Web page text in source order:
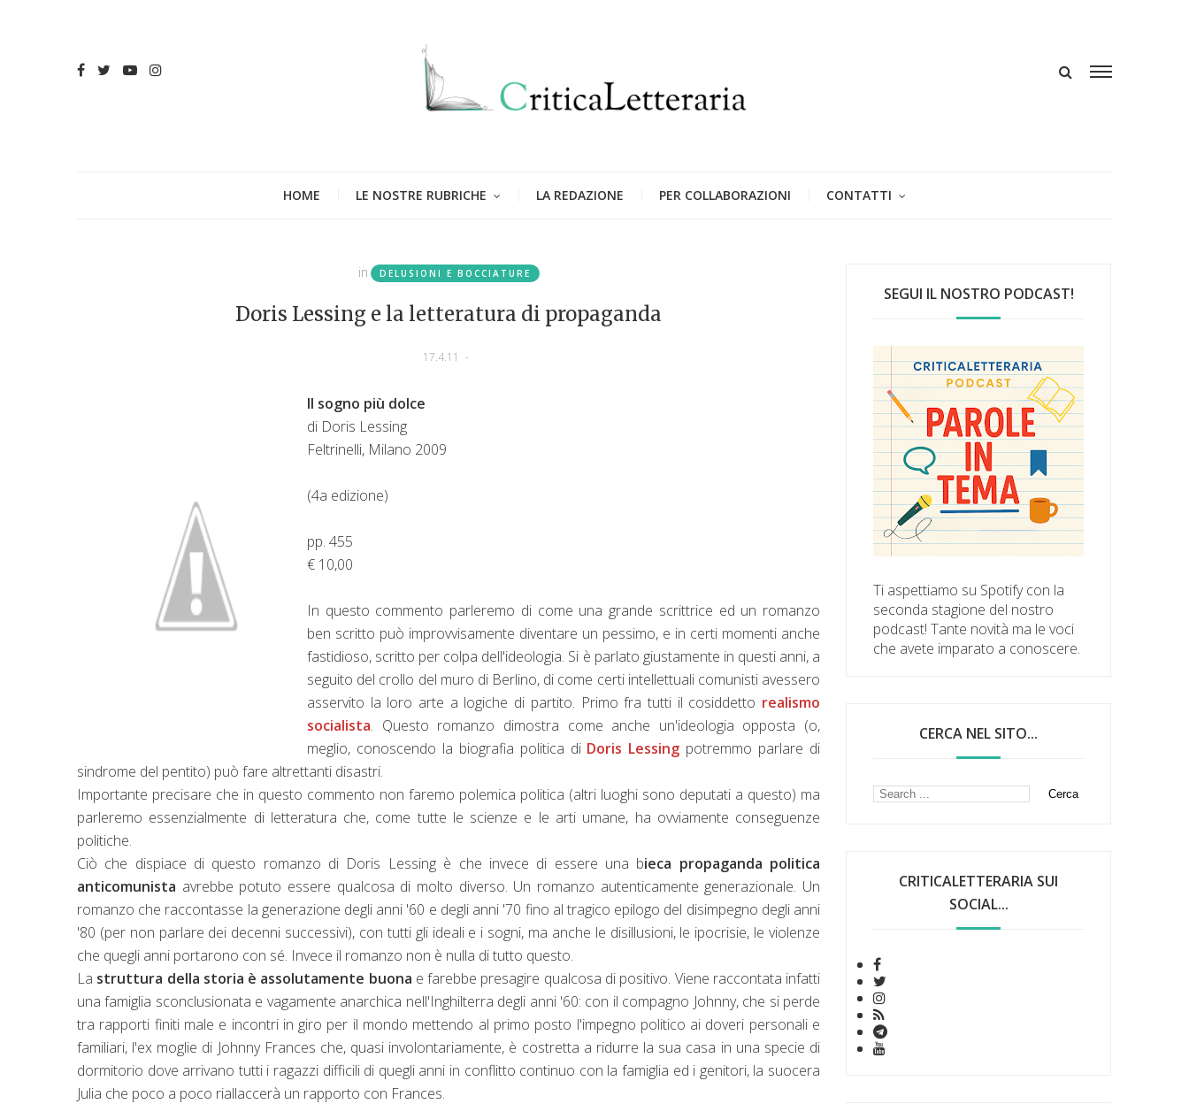
HOME LE NOSTRE RUBRICHE LA REDAZIONE PER COLLABORAZIONI CONTATTI
in DELUSIONI E BOCCIATURE
Doris Lessing e la letteratura di propaganda
17.4.11 -
Il sogno più dolce
di Doris Lessing
Feltrinelli, Milano 2009
(4a edizione)
pp. 455
€ 10,00
In questo commento parleremo di come una grande scrittrice ed un romanzo
ben scritto può improvvisamente diventare un pessimo, e in certi momenti anche
fastidioso, scritto per colpa dell'ideologia. Si è parlato giustamente in questi anni, a
seguito del crollo del muro di Berlino, di come certi intellettuali comunisti avessero
asservito la loro arte a logiche di partito. Primo fra tutti il cosiddetto realismo
socialista. Questo romanzo dimostra come anche un'ideologia opposta (o,
meglio, conoscendo la biografia politica di Doris Lessing potremmo parlare di
sindrome del pentito) può fare altrettanti disastri.
Importante precisare che in questo commento non faremo polemica politica (altri luoghi sono deputati a questo) ma
parleremo essenzialmente di letteratura che, come tutte le scienze e le arti umane, ha ovviamente conseguenze
politiche.
Ciò che dispiace di questo romanzo di Doris Lessing è che invece di essere una bieca propaganda politica
anticomunista avrebbe potuto essere qualcosa di molto diverso. Un romanzo autenticamente generazionale. Un
romanzo che raccontasse la generazione degli anni '60 e degli anni '70 fino al tragico epilogo del disimpegno degli anni
'80 (per non parlare dei decenni successivi), con tutti gli ideali e i sogni, ma anche le disillusioni, le ipocrisie, le violenze
che quegli anni portarono con sé. Invece il romanzo non è nulla di tutto questo.
La struttura della storia è assolutamente buona e farebbe presagire qualcosa di positivo. Viene raccontata infatti
una famiglia sconclusionata e vagamente anarchica nell'Inghilterra degli anni '60: con il compagno Johnny, che si perde
tra rapporti finiti male e incontri in giro per il mondo mettendo al primo posto l'impegno politico ai doveri personali e
familiari, l'ex moglie di Johnny Frances che, quasi involontariamente, è costretta a ridurre la sua casa in una specie di
dormitorio dove arrivano tutti i ragazzi difficili di quegli anni in conflitto continuo con la famiglia ed i genitori, la suocera
Julia che poco a poco riallaccerà un rapporto con Frances.
SEGUI IL NOSTRO PODCAST!
Ti aspettiamo su Spotify con la
seconda stagione del nostro
podcast! Tante novità ma le voci
che avete imparato a conoscere.
CERCA NEL SITO...
CRITICALETTERARIA SUI
SOCIAL...